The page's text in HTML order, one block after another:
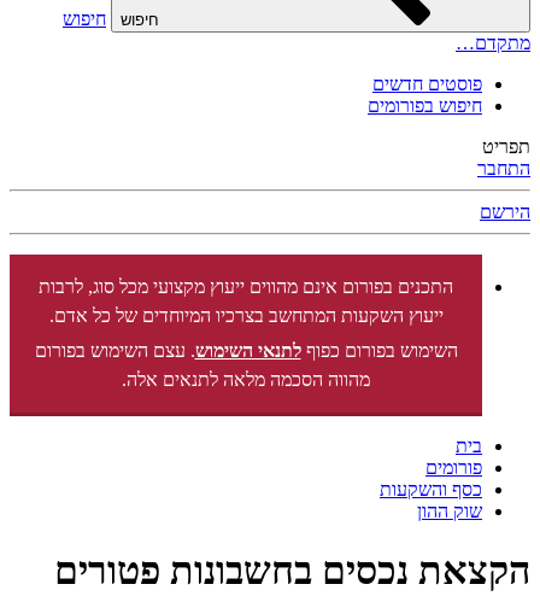
חיפוש
חיפוש
מתקדם…
פוסטים חדשים
חיפוש בפורומים
תפריט
התחבר
הירשם
התכנים בפורום אינם מהווים ייעוץ מקצועי מכל סוג, לרבות
ייעוץ השקעות המתחשב בצרכיו המיוחדים של כל אדם.
השימוש בפורום כפוףלתנאי השימוש. עצם השימוש בפורום
מהווה הסכמה מלאה לתנאים אלה.
בית
פורומים
כסף והשקעות
שוק ההון
הקצאת נכסים בחשבונות פטורים